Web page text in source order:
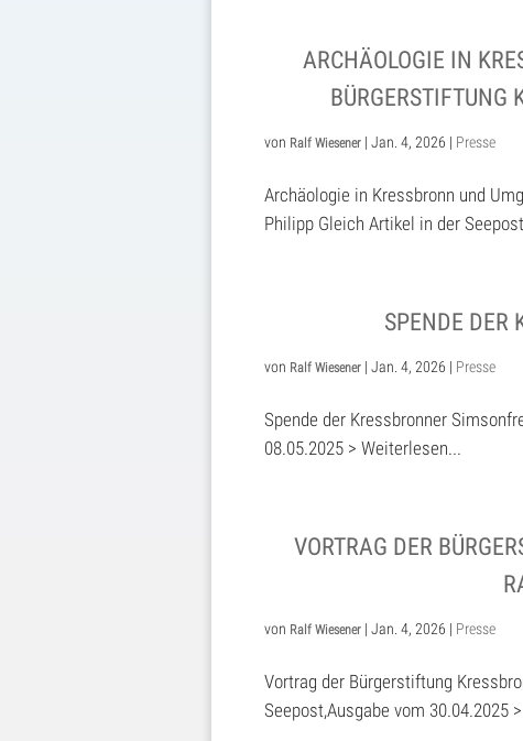
ARCHÄOLOGIE IN
BÜRGERSTIFTUNG
von Ralf Wiesener | Jan. 4, 2026 | Presse
Archäologie in Kressbronn und
Philipp Gleich Artikel in der
SPENDE DER
von Ralf Wiesener | Jan. 4, 2026 | Presse
Spende der Kressbronner
08.05.2025 > Weiterlesen...
VORTRAG DER
von Ralf Wiesener | Jan. 4, 2026 | Presse
Vortrag der Bürgerstiftung
Seepost,Ausgabe vom 30.04.2025